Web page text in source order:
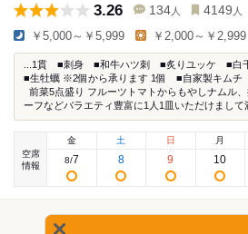
3.26 134 人 4149 人
￥5,000～￥5,999 ￥2,000～￥2,999
...1貫 ■刺身 ■和牛ハツ刺 ■炙りユッケ ■白
■生牡蠣 ※2個から承ります 1個 ■自家製キム
前菜5点盛り フルーツトマトからもやしナムル
ーフなどバラエティ豊富に1人1皿いただけまして
空席
情報
金
8/7
土
8
日
9
月
10